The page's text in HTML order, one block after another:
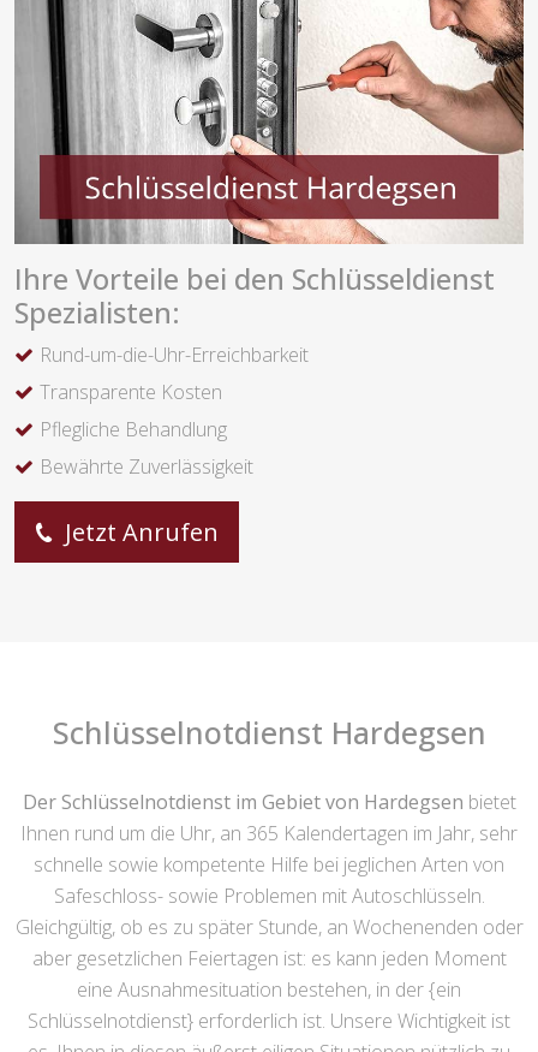
Ihre Vorteile bei den Schlüsseldienst
Spezialisten:
Rund-um-die-Uhr-Erreichbarkeit
Transparente Kosten
Pflegliche Behandlung
Bewährte Zuverlässigkeit
Jetzt Anrufen
Schlüsselnotdienst Hardegsen
Der Schlüsselnotdienst im Gebiet von Hardegsen bietet
Ihnen rund um die Uhr, an 365 Kalendertagen im Jahr, sehr
schnelle sowie kompetente Hilfe bei jeglichen Arten von
Safeschloss- sowie Problemen mit Autoschlüsseln.
Gleichgültig, ob es zu später Stunde, an Wochenenden oder
aber gesetzlichen Feiertagen ist: es kann jeden Moment
eine Ausnahmesituation bestehen, in der {ein
Schlüsselnotdienst} erforderlich ist. Unsere Wichtigkeit ist